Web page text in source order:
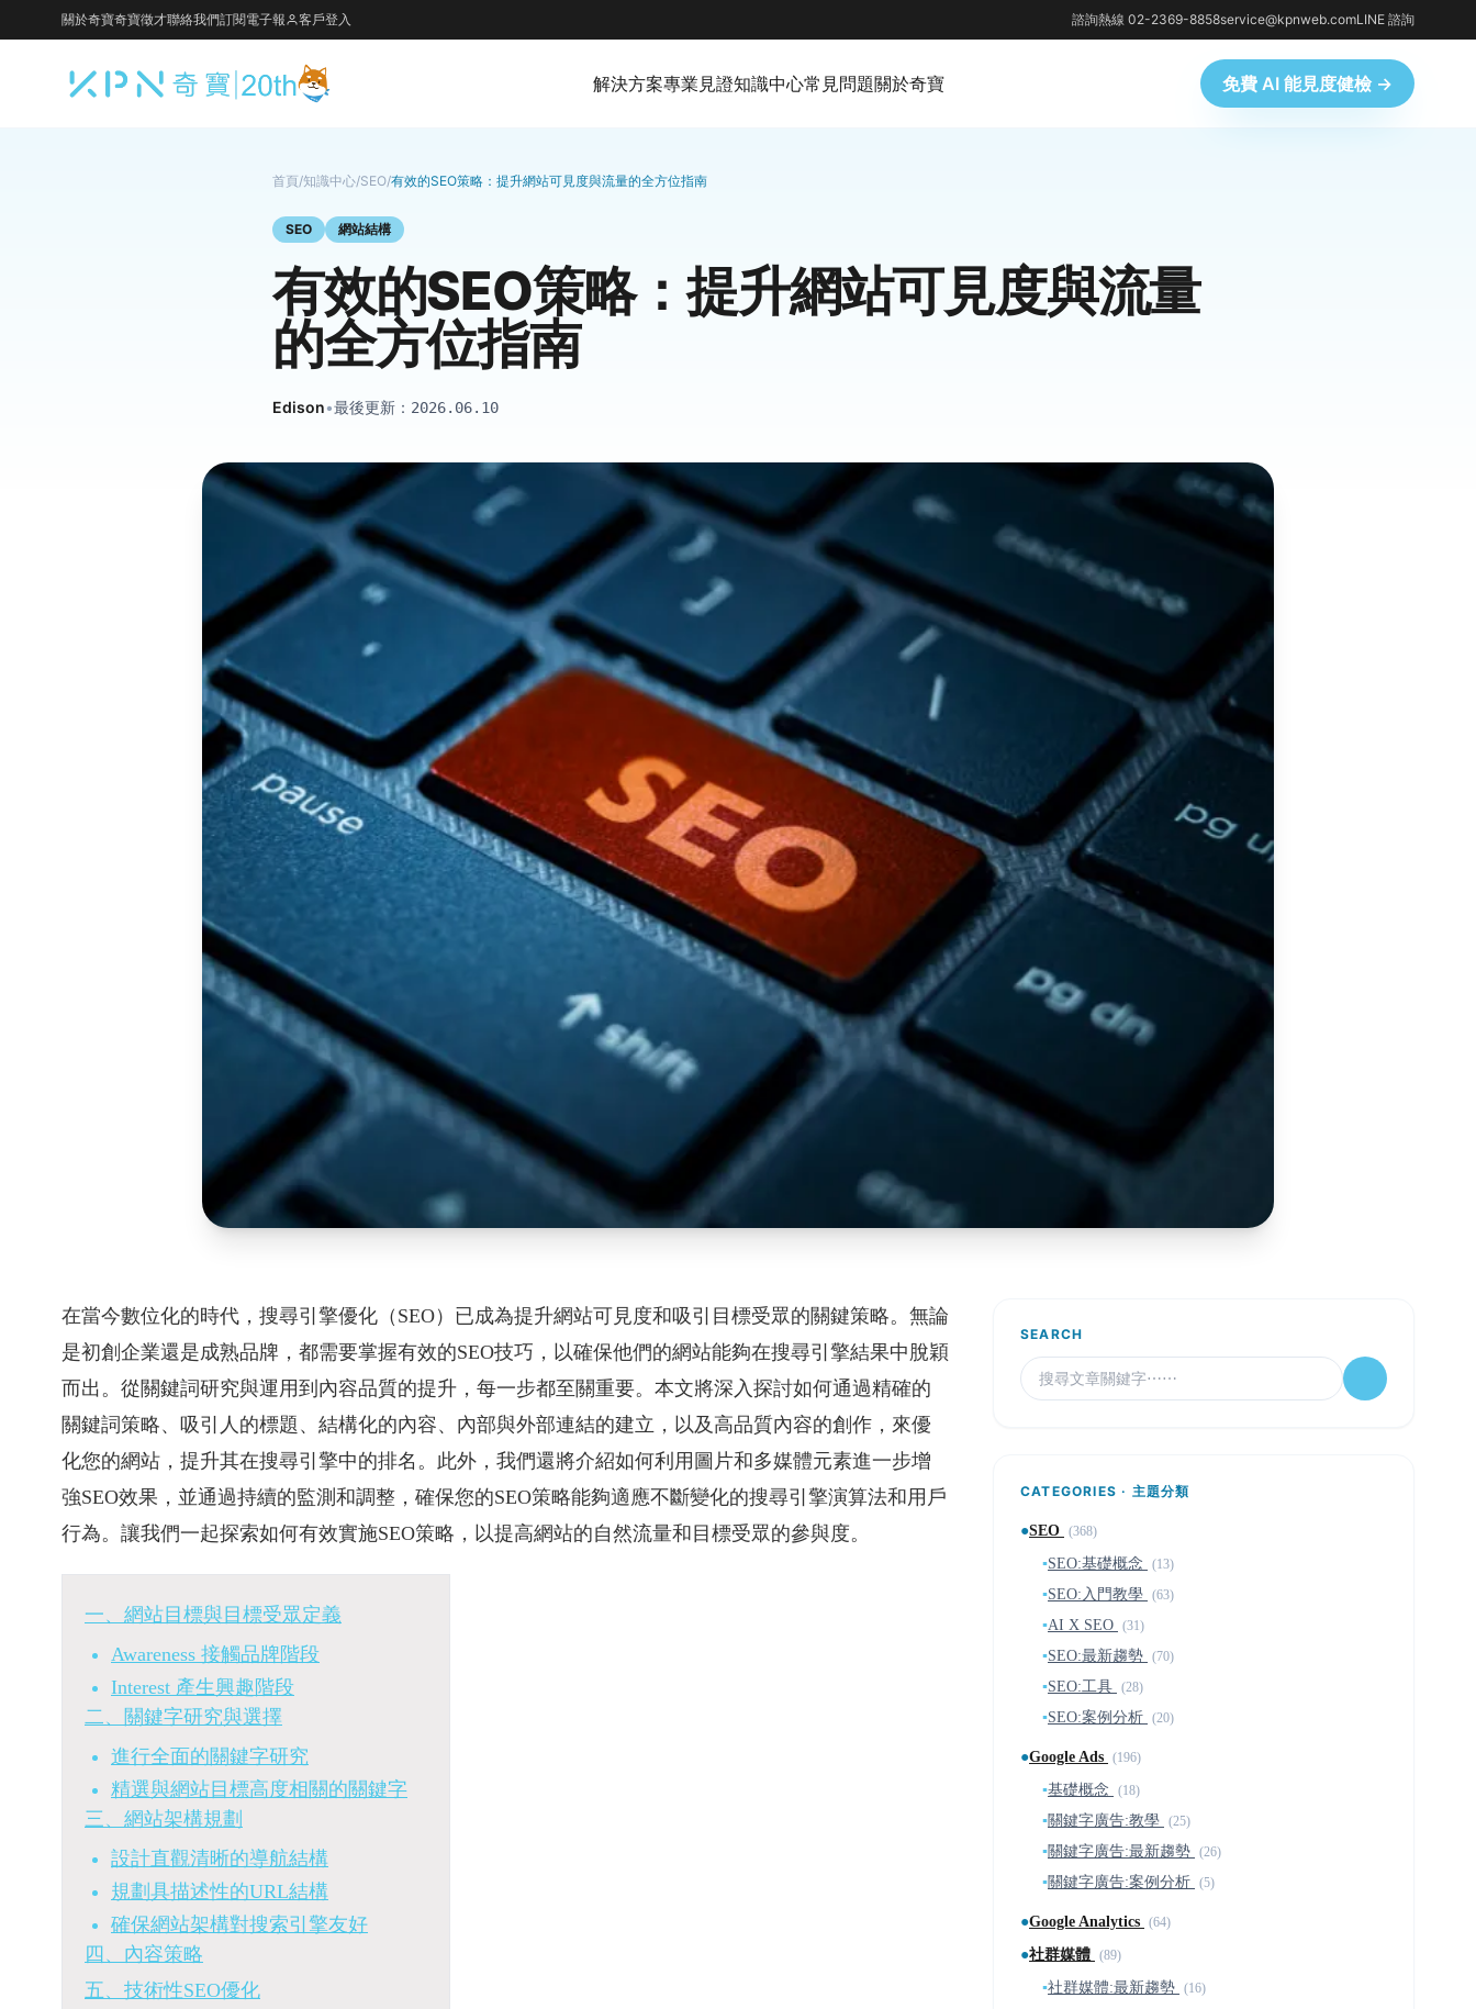
關於奇寶奇寶徵才聯絡我們訂閱電子報 客戶登入 諮詢熱線 02-2369-8858service@kpnweb.comLINE 諮詢
解決方案專業見證知識中心常見問題關於奇寶 免費 AI 能見度健檢 →
首頁/知識中心/SEO/有效的SEO策略：提升網站可見度與流量的全方位指南
SEO 網站結構
有效的SEO策略：提升網站可見度與流量
的全方位指南
Edison•最後更新： 2026.06.10
在當今數位化的時代，搜尋引擎優化（SEO）已成為提升網站可見度和吸引目標受眾的關鍵策略。無論
是初創企業還是成熟品牌，都需要掌握有效的SEO技巧，以確保他們的網站能夠在搜尋引擎結果中脫穎
而出。從關鍵詞研究與運用到內容品質的提升，每一步都至關重要。本文將深入探討如何通過精確的
關鍵詞策略、吸引人的標題、結構化的內容、內部與外部連結的建立，以及高品質內容的創作，來優
化您的網站，提升其在搜尋引擎中的排名。此外，我們還將介紹如何利用圖片和多媒體元素進一步增
強SEO效果，並通過持續的監測和調整，確保您的SEO策略能夠適應不斷變化的搜尋引擎演算法和用戶
行為。讓我們一起探索如何有效實施SEO策略，以提高網站的自然流量和目標受眾的參與度。
一、網站目標與目標受眾定義
Awareness 接觸品牌階段
Interest 產生興趣階段
二、關鍵字研究與選擇
進行全面的關鍵字研究
精選與網站目標高度相關的關鍵字
三、網站架構規劃
設計直觀清晰的導航結構
規劃具描述性的URL結構
確保網站架構對搜索引擎友好
四、內容策略
五、技術性SEO優化
SEARCH
CATEGORIES · 主題分類
●SEO (368)
▪SEO:基礎概念 (13)
▪SEO:入門教學 (63)
▪AI X SEO (31)
▪SEO:最新趨勢 (70)
▪SEO:工具 (28)
▪SEO:案例分析 (20)
●Google Ads (196)
▪基礎概念 (18)
▪關鍵字廣告:教學 (25)
▪關鍵字廣告:最新趨勢 (26)
▪關鍵字廣告:案例分析 (5)
●Google Analytics (64)
●社群媒體 (89)
▪社群媒體:最新趨勢 (16)